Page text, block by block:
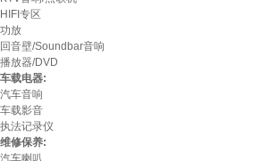
HIFI专区
功放
回音壁/Soundbar音响
播放器/DVD
车载电器:
汽车音响
车载影音
执法记录仪
维修保养:
汽车喇叭